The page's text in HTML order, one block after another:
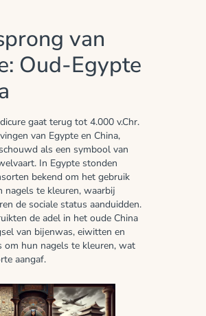
van
Oud-Egypte
gaat terug tot 4.000 v.Chr.
van Egypte en China,
als een symbool van
In Egypte stonden
bekend om het gebruik
nagels te kleuren, waarbij
de sociale status aanduidden.
de adel in het oude China
van bijenwas, eiwitten en
om hun nagels te kleuren, wat
aangaf.